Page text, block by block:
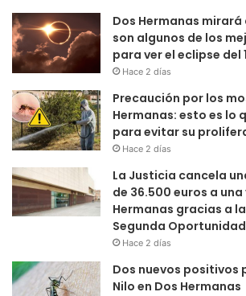
Dos Hermanas
son algunos de los
para ver el eclipse del
Hace 2 días
Precaución por los
Hermanas: esto es lo
para evitar su
Hace 2 días
La Justicia cancela
de 36.500 euros a
Hermanas gracias a
Segunda Oportunidad
Hace 2 días
Dos nuevos positivos
Nilo en Dos Hermanas